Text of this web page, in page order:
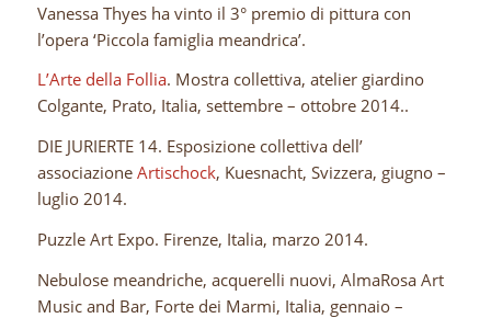
Vanessa Thyes ha vinto il 3° premio di pittura con
l’opera ‘Piccola famiglia meandrica’.
L’Arte della Follia. Mostra collettiva, atelier giardino
Colgante, Prato, Italia, settembre – ottobre 2014..
DIE JURIERTE 14. Esposizione collettiva dell’
associazione Artischock, Kuesnacht, Svizzera, giugno –
luglio 2014.
Puzzle Art Expo. Firenze, Italia, marzo 2014.
Nebulose meandriche, acquerelli nuovi, AlmaRosa Art
Music and Bar, Forte dei Marmi, Italia, gennaio –